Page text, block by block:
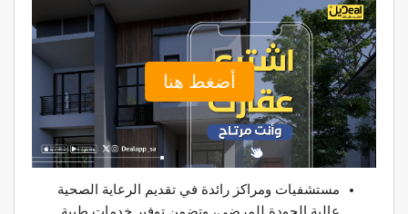
أضغط هنا
مستشفيات ومراكز رائدة في تقديم الرعاية الصحية
عالية الجودة للمرضى، وتضمن توفير خدمات طبية